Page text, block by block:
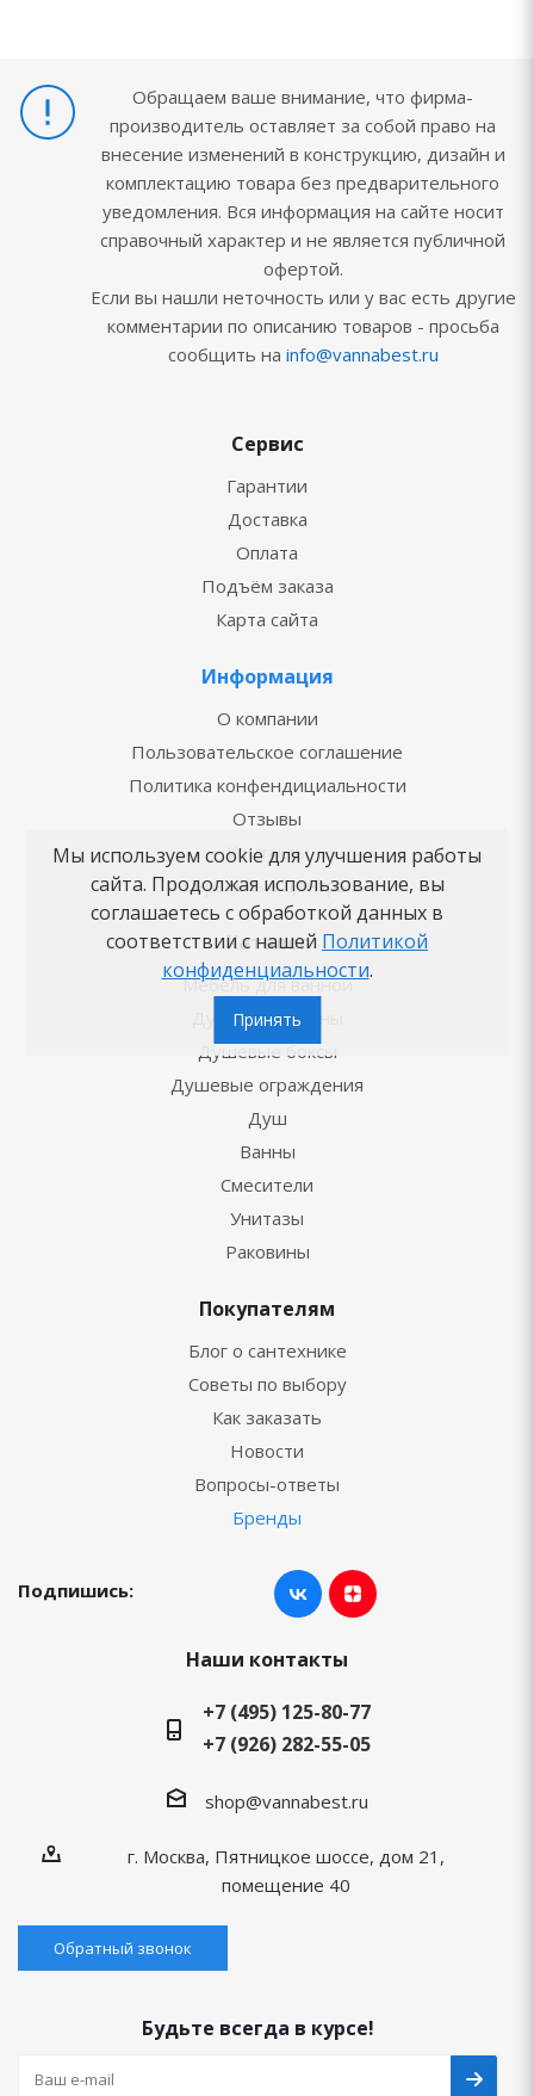
Обращаем ваше внимание, что фирма-
производитель оставляет за собой право на
внесение изменений в конструкцию, дизайн и
комплектацию товара без предварительного
уведомления. Вся информация на сайте носит
справочный характер и не является публичной
офертой.
Если вы нашли неточность или у вас есть другие
комментарии по описанию товаров - просьба
сообщить на info@vannabest.ru
Сервис
Гарантии
Доставка
Оплата
Подъём заказа
Карта сайта
Информация
О компании
Пользовательское соглашение
Политика конфендициальности
Отзывы
Контакты
Сервисные центры
Каталог
Мебель для ванной
Душевые кабины
Душевые боксы
Душевые ограждения
Душ
Ванны
Смесители
Унитазы
Раковины
Покупателям
Блог о сантехнике
Советы по выбору
Как заказать
Новости
Вопросы-ответы
Бренды
Подпишись:
Наши контакты
+7 (495) 125-80-77
+7 (926) 282-55-05
shop@vannabest.ru
г. Москва, Пятницкое шоссе, дом 21,
помещение 40
Обратный звонок
Будьте всегда в курсе!
Мы используем cookie для улучшения работы
сайта. Продолжая использование, вы
соглашаетесь с обработкой данных в
соответствии с нашей Политикой
конфиденциальности.
Принять